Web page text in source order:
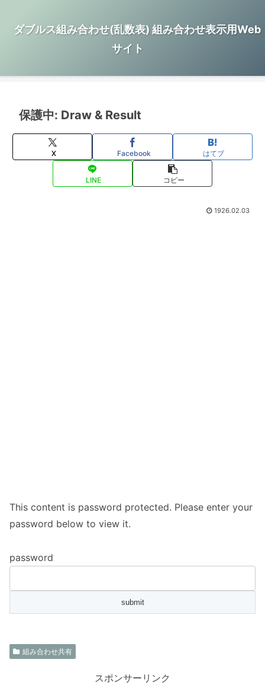
ダブルス組み合わせ(乱数表) 組み合わせ表示用Web
サイト
保護中: Draw & Result
X Facebook はてブ
LINE コピー
1926.02.03
This content is password protected. Please enter your
password below to view it.
password
組み合わせ共有
スポンサーリンク